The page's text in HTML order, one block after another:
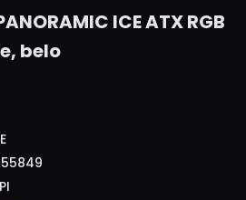
ICE ATX RGB
belo